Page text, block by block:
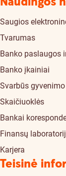
Saugios
Tvarumas
Banko paslaugos
Banko įkainiai
Svarbūs
Skaičiuoklės
Bankai
Finansų
Karjera
Teisinė